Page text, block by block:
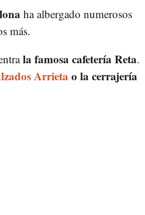
ha albergado numerosos
más.
la famosa cafetería Reta.
Arrieta o la cerrajería